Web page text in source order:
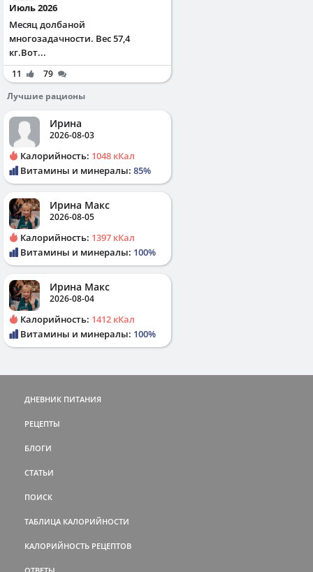
Июль 2026
Месяц долбаной
многозадачности. Вес 57,4
кг.Вот...
11
79
Лучшие рационы
Ирина
2026-08-03
Калорийность: 1048 кКал
Витамины и минералы: 85%
Ирина Макс
2026-08-05
Калорийность: 1397 кКал
Витамины и минералы: 100%
Ирина Макс
2026-08-04
Калорийность: 1412 кКал
Витамины и минералы: 100%
ДНЕВНИК ПИТАНИЯ
РЕЦЕПТЫ
БЛОГИ
СТАТЬИ
ПОИСК
ТАБЛИЦА КАЛОРИЙНОСТИ
КАЛОРИЙНОСТЬ РЕЦЕПТОВ